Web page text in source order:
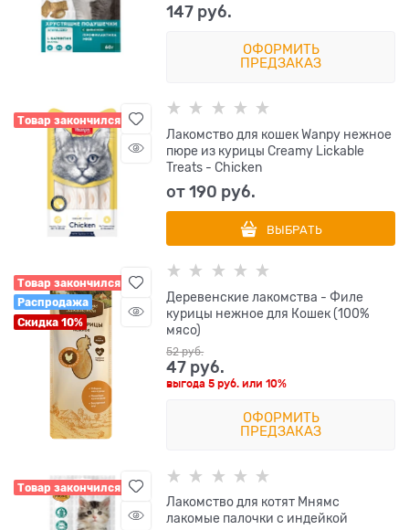
147 руб.
ОФОРМИТЬ
ПРЕДЗАКАЗ
Товар закончился
Лакомство для кошек Wanpy нежное
пюре из курицы Creamy Lickable
Treats - Chicken
от190 руб.
ВЫБРАТЬ
Товар закончился
Распродажа
Скидка 10%
Деревенские лакомства - Филе
курицы нежное для Кошек (100%
мясо)
52 руб.
47 руб.
выгода5 руб. или10%
ОФОРМИТЬ
ПРЕДЗАКАЗ
Товар закончился
Лакомство для котят Мнямс
лакомые палочки с индейкой